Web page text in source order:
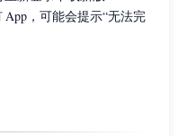
，可能会提示“无法完